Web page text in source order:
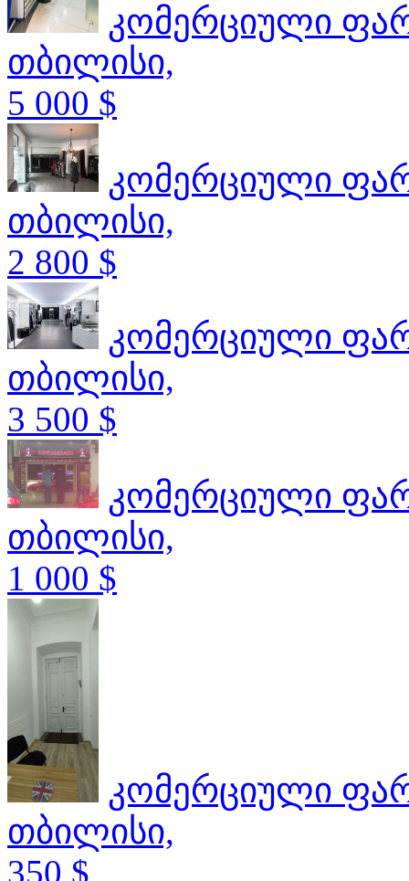
კომერციული
თბილისი,
5 000 $
კომერციული
თბილისი,
2 800 $
კომერციული
თბილისი,
3 500 $
კომერციული
თბილისი,
1 000 $
კომერციული
თბილისი,
350 $